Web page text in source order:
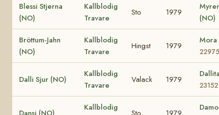
Blessi Stjerna
(NO)
Kallblodig
Travare
Sto 1979
(NO)
Bröttum-Jahn
(NO)
Kallblodig
Travare
Hingst 1979
22975
Dalli Sjur (NO)
Kallblodig
Travare
Valack 1979
23152
Dansi (NO)
Kallblodig
Sto 1979